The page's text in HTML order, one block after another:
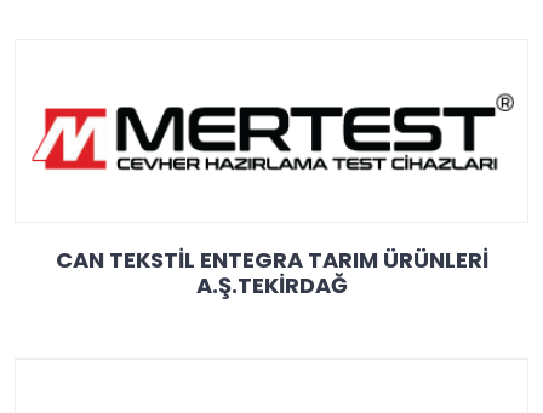
CAN TEKSTİL ENTEGRA TARIM ÜRÜNLERİ
A.Ş.TEKİRDAĞ